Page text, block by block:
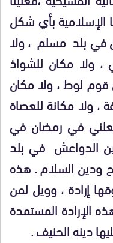
الإسلامية بأي شكل
في بلد مسلم ، ولا
ولا مكان للشواذ
قوم لوط ، ولا مكان
، ولا مكانة للعصاة
في رمضان في
الدواعش في بلد
ودين السلام . هذه
إرادة ، وويل لمن
الإرادة المستمدة
دينه الحنيف .